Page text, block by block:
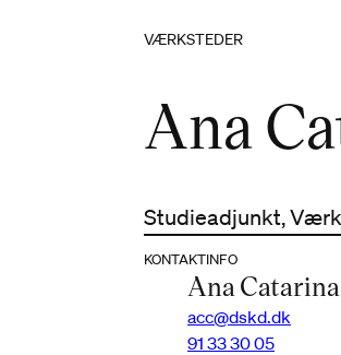
VÆRKSTEDER
Ana
Studieadjunkt,
KONTAKTINFO
Ana
acc@dskd.dk
91 33 30 05